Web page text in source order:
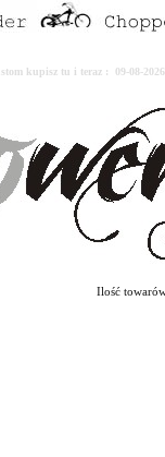
kupisz tu i teraz : 09-08-
Ilość